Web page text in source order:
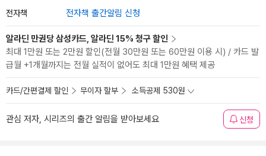
전자책 전자책 출간알림 신청
알라딘 만권당 삼성카드, 알라딘 15% 청구 할인
최대 1만원 또는 2만원 할인(전월 30만원 또는 60만원 이용 시) / 카드 발
급월 +1개월까지는 전월 실적이 없어도 최대 1만원 혜택 제공
카드/간편결제 할인 무이자 할부 소득공제 530원
관심 저자, 시리즈의 출간 알림을 받아보세요 신청